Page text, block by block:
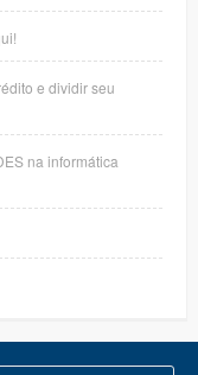
e dividir seu
na informática